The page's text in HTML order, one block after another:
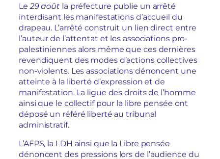
Le 29 août la préfecture publie un arrêté
interdisant les manifestations d’accueil du
drapeau. L’arrêté construit un lien direct entre
l’auteur de l’attentat et les associations pro-
palestiniennes alors même que ces dernières
revendiquent des modes d’actions collectives
non-violents. Les associations dénoncent une
atteinte à la liberté d’expression et de
manifestation. La ligue des droits de l’homme
ainsi que le collectif pour la libre pensée ont
déposé un référé liberté au tribunal
administratif.
L’AFPS, la LDH ainsi que la Libre pensée
dénoncent des pressions lors de l’audience du